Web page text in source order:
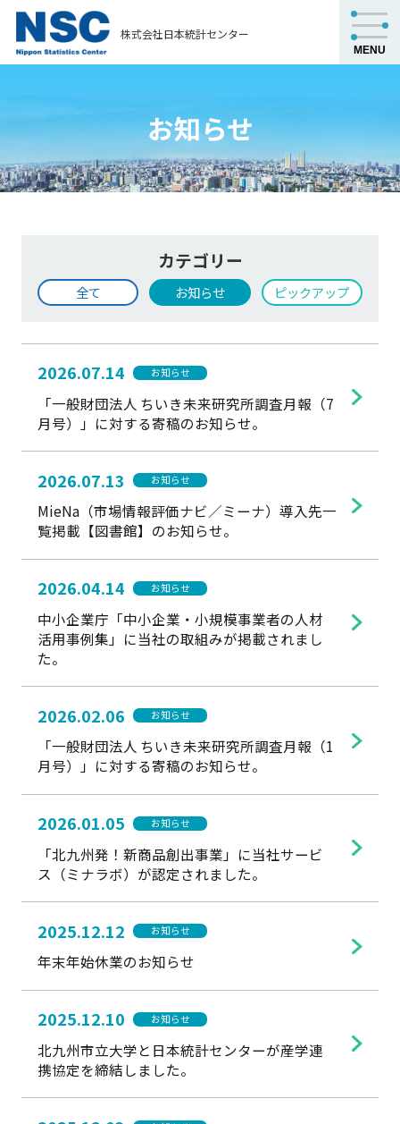
株式会社日本統計センター
お知らせ
カテゴリー
全て お知らせ ピックアップ
2026.07.14 お知らせ
「一般財団法人 ちいき未来研究所調査月報（7
月号）」に対する寄稿のお知らせ。
2026.07.13 お知らせ
MieNa（市場情報評価ナビ／ミーナ）導入先一
覧掲載【図書館】のお知らせ。
2026.04.14 お知らせ
中小企業庁「中小企業・小規模事業者の人材
活用事例集」に当社の取組みが掲載されまし
た。
2026.02.06 お知らせ
「一般財団法人 ちいき未来研究所調査月報（1
月号）」に対する寄稿のお知らせ。
2026.01.05 お知らせ
「北九州発！新商品創出事業」に当社サービ
ス（ミナラボ）が認定されました。
2025.12.12 お知らせ
年末年始休業のお知らせ
2025.12.10 お知らせ
北九州市立大学と日本統計センターが産学連
携協定を締結しました。